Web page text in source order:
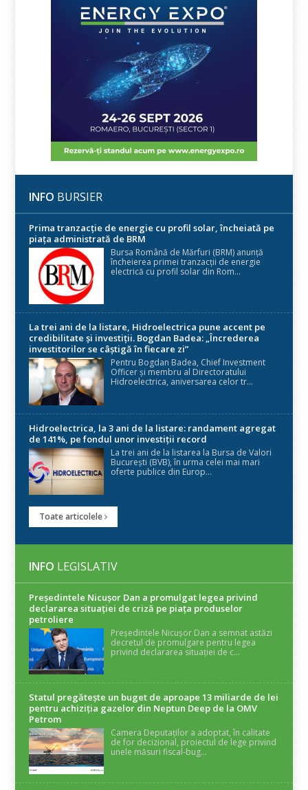
INFO BURSIER
Prima tranzacție de energie cu profil solar, încheiată pe
piața administrată de BRM
Bursa Română de Mărfuri (BRM) anunță
încheierea primei tranzacții de energie
electrică cu profil solar din Rom...
La trei ani de la listare, Hidroelectrica pune accent pe
credibilitate și investiții. Bogdan Badea: „Încrederea
investitorilor se câștigă în fiecare zi”
Pentru Bogdan Badea, Chief Investment
Officer și membru al Directoratului
Hidroelectrica, aniversarea celor tr...
Hidroelectrica, la 3 ani de la listare: randament agregat
de 141%, pe fondul unor investiții record
La trei ani de la listarea la Bursa de Valori
București (BVB), în urma celei mai mari
oferte publice din Europ...
Toate articolele
INFO LEGISLATIV
Președintele Nicuşor Dan a promulgat legea privind
declararea situaţiei de criză pe piaţa produselor
petroliere
Președintele Nicușor Dan a semnat astăzi
decretul de promulgare pentru legea
privind declararea situației de c...
Statul pregătește un buget de aproape 13 miliarde de lei
pentru achiziția gazelor din Neptun Deep de la OMV
Petrom
Camera Deputaților a adoptat, în calitate
de for decizional, proiectul de lege privind
unele măsuri fiscal-bug...